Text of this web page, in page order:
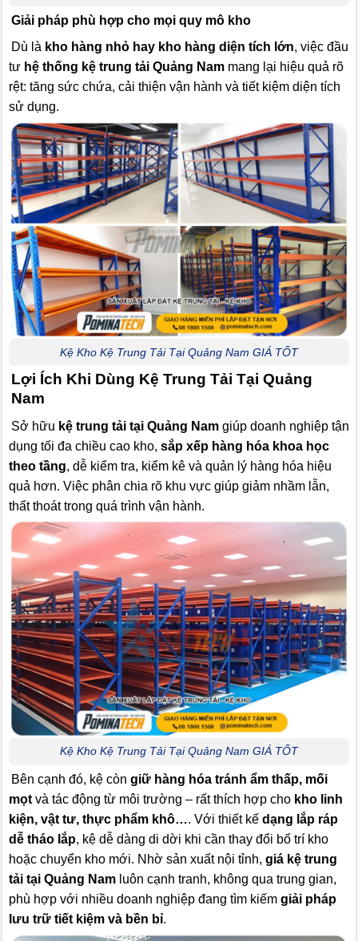
Giải pháp phù hợp cho mọi quy mô kho
Dù là kho hàng nhỏ hay kho hàng diện tích lớn, việc đầu
tư hệ thống kệ trung tải Quảng Nam mang lại hiệu quả rõ
rệt: tăng sức chứa, cải thiện vận hành và tiết kiệm diện tích
sử dụng.
Kệ Kho Kệ Trung Tải Tại Quảng Nam GIÁ TỐT
Lợi Ích Khi Dùng Kệ Trung Tải Tại Quảng
Nam
Sở hữu kệ trung tải tại Quảng Nam giúp doanh nghiệp tận
dụng tối đa chiều cao kho, sắp xếp hàng hóa khoa học
theo tầng, dễ kiểm tra, kiểm kê và quản lý hàng hóa hiệu
quả hơn. Việc phân chia rõ khu vực giúp giảm nhầm lẫn,
thất thoát trong quá trình vận hành.
Kệ Kho Kệ Trung Tải Tại Quảng Nam GIÁ TỐT
Bên cạnh đó, kệ còn giữ hàng hóa tránh ẩm thấp, mối
mọt và tác động từ môi trường – rất thích hợp cho kho linh
kiện, vật tư, thực phẩm khô…. Với thiết kế dạng lắp ráp
dễ tháo lắp, kệ dễ dàng di dời khi cần thay đổi bố trí kho
hoặc chuyển kho mới. Nhờ sản xuất nội tỉnh, giá kệ trung
tải tại Quảng Nam luôn cạnh tranh, không qua trung gian,
phù hợp với nhiều doanh nghiệp đang tìm kiếm giải pháp
lưu trữ tiết kiệm và bền bỉ.